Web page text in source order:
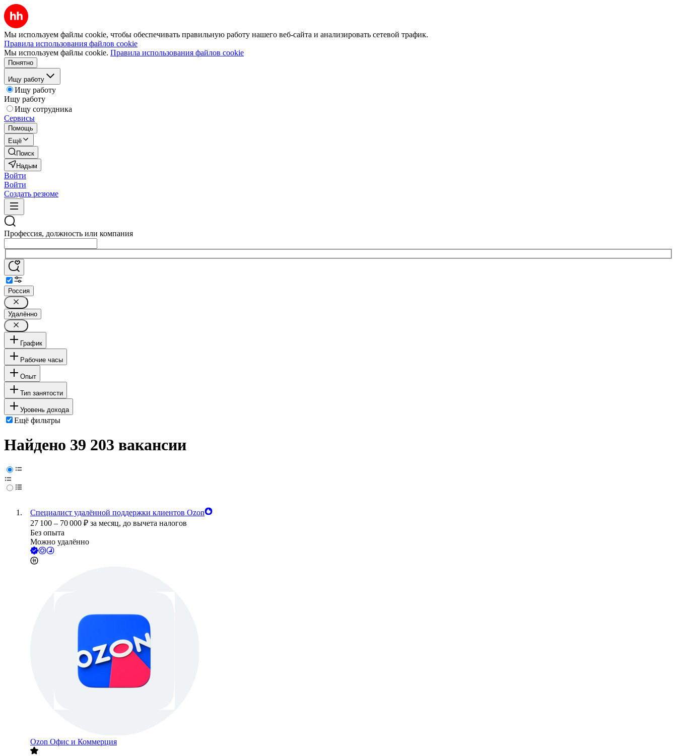
Мы используем файлы cookie, чтобы обеспечивать правильную работу нашего веб-сайта и анализировать сетевой трафик.
Правила использования файлов cookie
Мы используем файлы cookie. Правила использования файлов cookie
Понятно
Ищу работу
Ищу работу
Ищу работу
Ищу сотрудника
Сервисы
Помощь
Ещё
Поиск
Надым
Войти
Войти
Создать резюме
Профессия, должность или компания
Россия
Удалённо
График
Рабочие часы
Опыт
Тип занятости
Уровень дохода
Ещё фильтры
Найдено 39 203 вакансии
Специалист удалённой поддержки клиентов Ozon
27 100 – 70 000 ₽ за месяц, до вычета налогов
Без опыта
Можно удалённо
Ozon Офис и Коммерция